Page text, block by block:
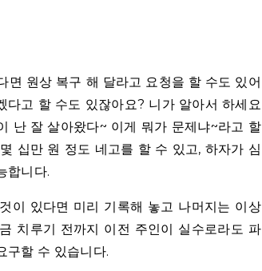
면 원상 복구 해 달라고 요청을 할 수도 있어
다고 할 수도 있잖아요? 니가 알아서 하세요
난 잘 살아왔다~ 이게 뭐가 문제냐~라고 할
십만 원 정도 네고를 할 수 있고, 하자가 심
합니다.
이 있다면 미리 기록해 놓고 나머지는 이상
치루기 전까지 이전 주인이 실수로라도 파
구할 수 있습니다.